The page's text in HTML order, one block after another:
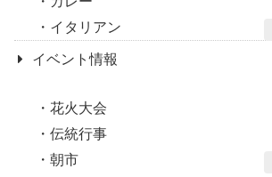
イタリアン
イベント情報
花火大会
伝統行事
朝市